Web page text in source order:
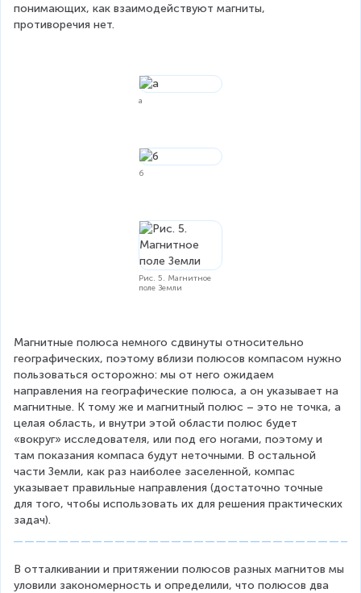
понимающих, как взаимодействуют магниты,
противоречия нет.
a
б
Рис. 5. Магнитное
поле Земли
Магнитные полюса немного сдвинуты относительно
географических, поэтому вблизи полюсов компасом нужно
пользоваться осторожно: мы от него ожидаем
направления на географические полюса, а он указывает на
магнитные. К тому же и магнитный полюс – это не точка, а
целая область, и внутри этой области полюс будет
«вокруг» исследователя, или под его ногами, поэтому и
там показания компаса будут неточными. В остальной
части Земли, как раз наиболее заселенной, компас
указывает правильные направления (достаточно точные
для того, чтобы использовать их для решения практических
задач).
В отталкивании и притяжении полюсов разных магнитов мы
уловили закономерность и определили, что полюсов два